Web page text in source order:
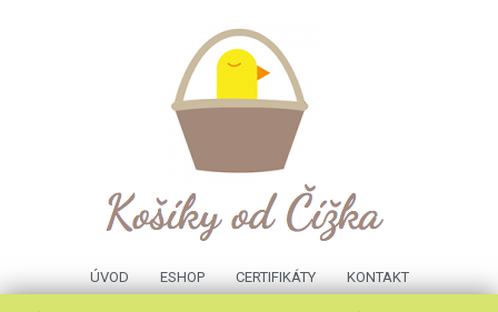
ÚVOD ESHOP CERTIFIKÁTY KONTAKT